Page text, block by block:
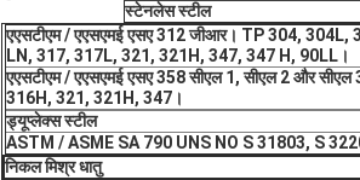
स्टेनलेस स्टील
एएसटीएम / एएसएमई एसए 312 जीआर। TP 304, 304L,
LN, 317, 317L, 321, 321H, 347, 347 H, 90LL।
एएसटीएम / एएसएमई एसए 358 सीएल 1, सीएल 2 और सीएल
316H, 321, 321H, 347।
ड्यूप्लेक्स स्टील
ASTM / ASME SA 790 UNS NO S 31803, S
निकल मिश्र धातु